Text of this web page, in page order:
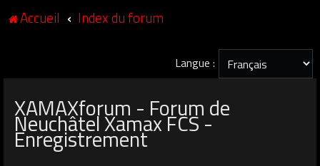
Accueil Index du forum
Langue :
XAMAXforum - Forum de
Neuchâtel Xamax FCS -
Enregistrement